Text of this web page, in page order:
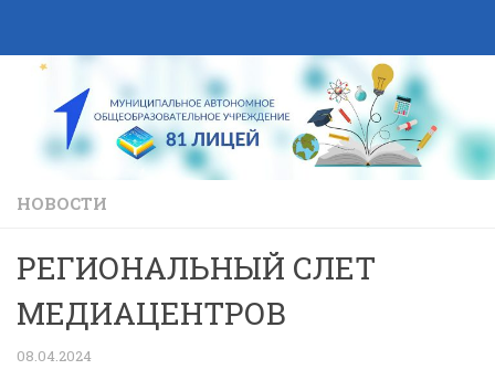
НОВОСТИ
РЕГИОНАЛЬНЫЙ СЛЕТ
МЕДИАЦЕНТРОВ
08.04.2024